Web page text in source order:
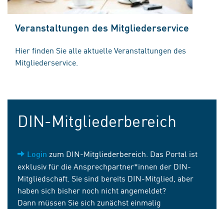
Veranstaltungen des Mitgliederservice
Hier finden Sie alle aktuelle Veranstaltungen des
Mitgliederservice.
DIN-Mitgliederbereich
Login zum DIN-Mitgliederbereich. Das Portal ist
exklusiv für die Ansprechpartner*innen der DIN-
Mitgliedschaft. Sie sind bereits DIN-Mitglied, aber
haben sich bisher noch nicht angemeldet?
Dann müssen Sie sich zunächst einmalig